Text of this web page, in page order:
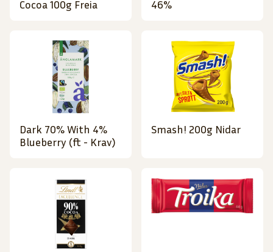
Cocoa 100g Freia
46%
Dark 70% With 4%
Blueberry (ft - Krav)
Smash! 200g Nidar